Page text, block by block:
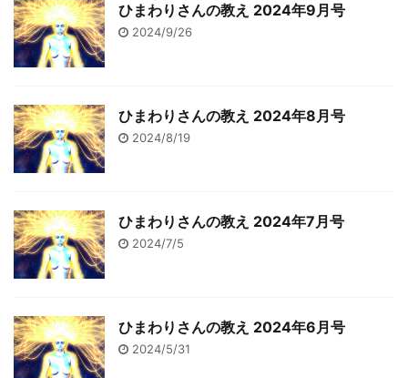
ひまわりさんの教え 2024年9月号
2024/9/26
ひまわりさんの教え 2024年8月号
2024/8/19
ひまわりさんの教え 2024年7月号
2024/7/5
ひまわりさんの教え 2024年6月号
2024/5/31